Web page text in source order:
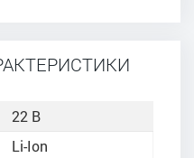
22 В
Li-Ion